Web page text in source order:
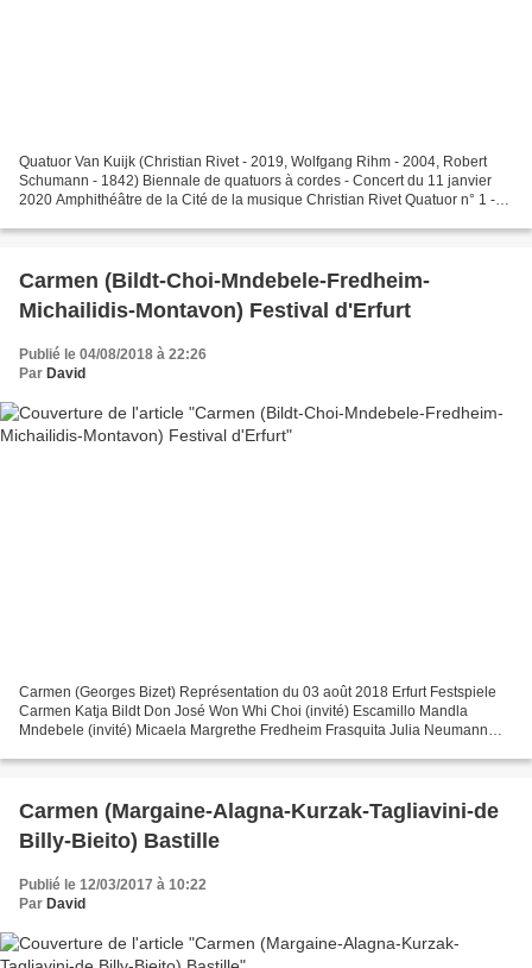
Quatuor Van Kuijk (Christian Rivet - 2019, Wolfgang Rihm - 2004, Robert
Schumann - 1842) Biennale de quatuors à cordes - Concert du 11 janvier
2020 Amphithéâtre de la Cité de la musique Christian Rivet Quatuor n° 1 -
Carmen (Bildt-Choi-Mndebele-Fredheim-
Michailidis-Montavon) Festival d'Erfurt
Publié le 04/08/2018 à 22:26
Par David
Carmen (Georges Bizet) Représentation du 03 août 2018 Erfurt Festspiele
Carmen Katja Bildt Don José Won Whi Choi (invité) Escamillo Mandla
Mndebele (invité) Micaela Margrethe Fredheim Frasquita Julia Neumann
Carmen (Margaine-Alagna-Kurzak-Tagliavini-de
Billy-Bieito) Bastille
Publié le 12/03/2017 à 10:22
Par David